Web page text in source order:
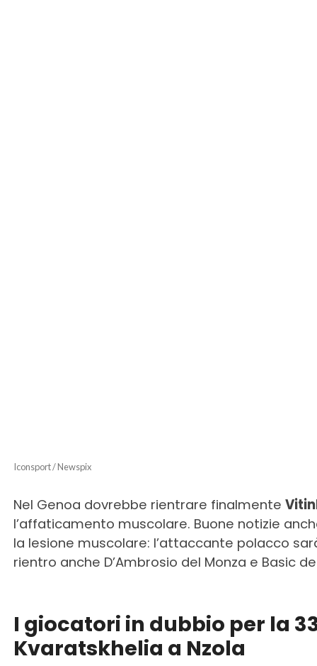
Iconsport / Newspix
Nel Genoa dovrebbe rientrare finalmente
l’affaticamento muscolare. Buone notizie
la lesione muscolare: l’attaccante polacco
rientro anche D’Ambrosio del Monza e Basic
I giocatori in dubbio per la
Kvaratskhelia a Nzola